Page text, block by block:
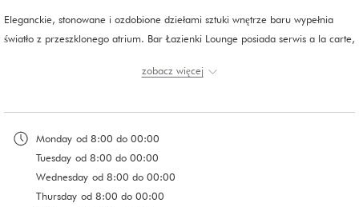
Eleganckie, stonowane i ozdobione dziełami sztuki wnętrze baru wypełnia
światło z przeszklonego atrium. Bar Łazienki Lounge posiada serwis a la carte,
zobacz więcej
Monday od 8:00 do 00:00
Tuesday od 8:00 do 00:00
Wednesday od 8:00 do 00:00
Thursday od 8:00 do 00:00